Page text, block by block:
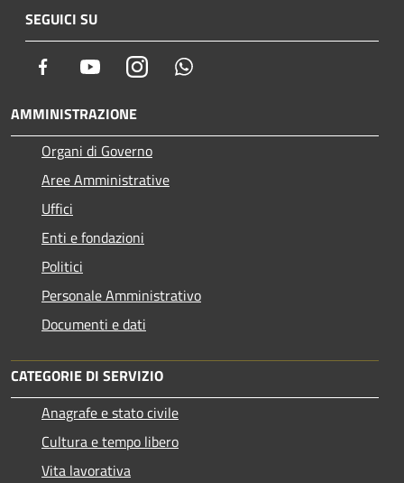
SEGUICI SU
Facebook YoutubeInstagram
AMMINISTRAZIONE
Organi di Governo
Aree Amministrative
Uffici
Enti e fondazioni
Politici
Personale Amministrativo
Documenti e dati
CATEGORIE DI SERVIZIO
Anagrafe e stato civile
Cultura e tempo libero
Vita lavorativa